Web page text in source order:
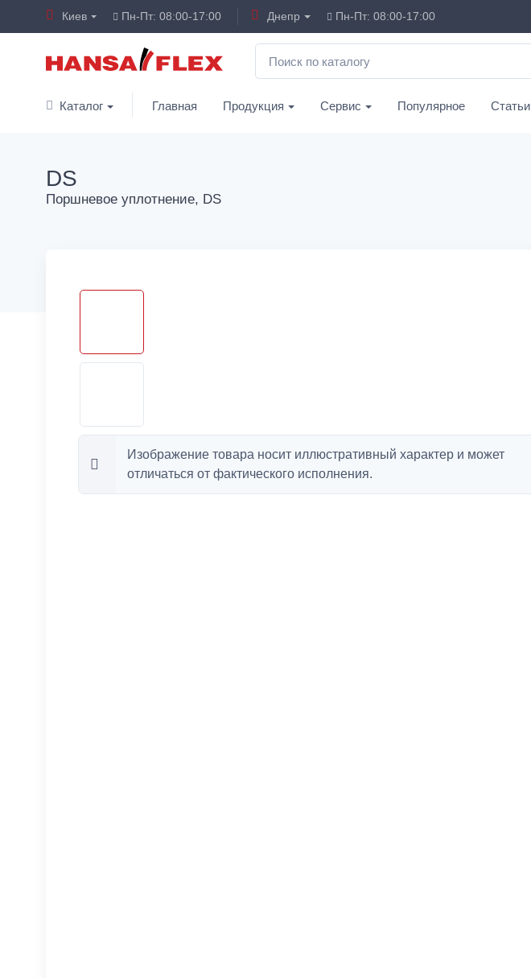
Киев Пн-Пт: 08:00-17:00 Днепр Пн-Пт: 08:00-17:00
Каталог Главная Продукция Сервис Популярное Статьи
DS
Поршневое уплотнение, DS
Изображение товара носит иллюстративный характер и может
отличаться от фактического исполнения.